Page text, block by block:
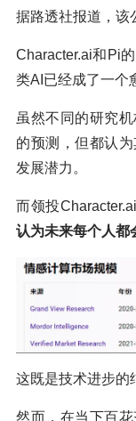
据路透社报道，该
Character.ai和Pi
类AI已经成了一个
虽然不同的研究
的预测，但都认
发展潜力。
而领投
认为未来每个人都
这既是技术进步的
然而，在当下百